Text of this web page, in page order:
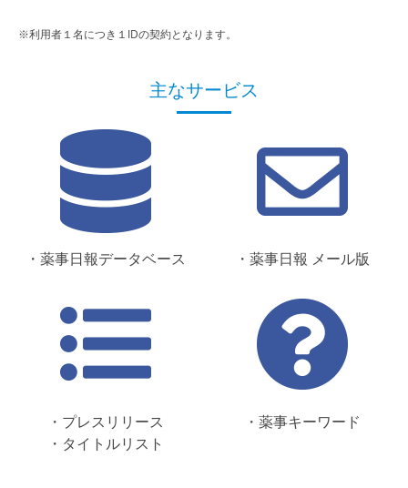
※利用者１名につき１IDの契約となります。
主なサービス
・薬事日報データベース ・薬事日報 メール版
・プレスリリース
・タイトルリスト
・薬事キーワード